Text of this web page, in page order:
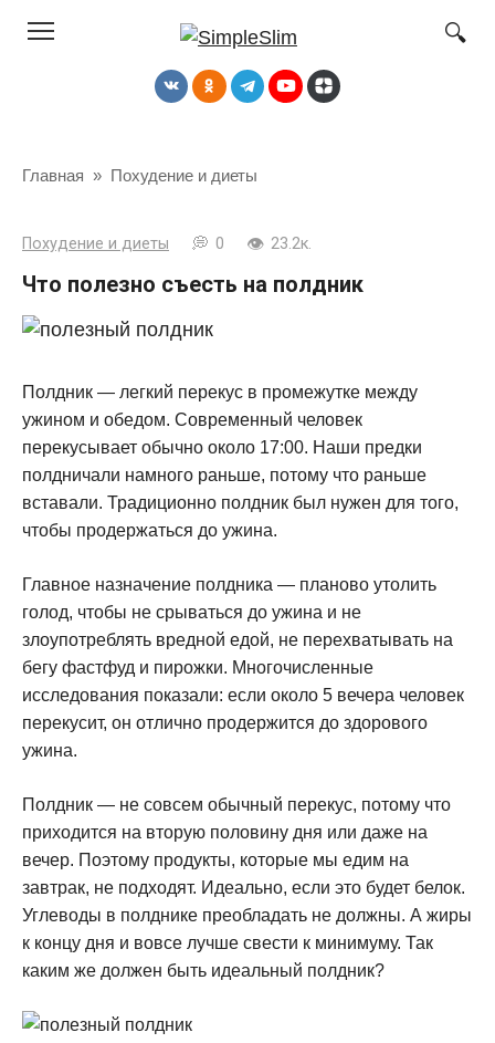
Главная » Похудение и диеты
Похудение и диеты 0 23.2к.
Что полезно съесть на полдник
Полдник — легкий перекус в промежутке между
ужином и обедом. Современный человек
перекусывает обычно около 17:00. Наши предки
полдничали намного раньше, потому что раньше
вставали. Традиционно полдник был нужен для того,
чтобы продержаться до ужина.
Главное назначение полдника — планово утолить
голод, чтобы не срываться до ужина и не
злоупотреблять вредной едой, не перехватывать на
бегу фастфуд и пирожки. Многочисленные
исследования показали: если около 5 вечера человек
перекусит, он отлично продержится до здорового
ужина.
Полдник — не совсем обычный перекус, потому что
приходится на вторую половину дня или даже на
вечер. Поэтому продукты, которые мы едим на
завтрак, не подходят. Идеально, если это будет белок.
Углеводы в полднике преобладать не должны. А жиры
к концу дня и вовсе лучше свести к минимуму. Так
каким же должен быть идеальный полдник?